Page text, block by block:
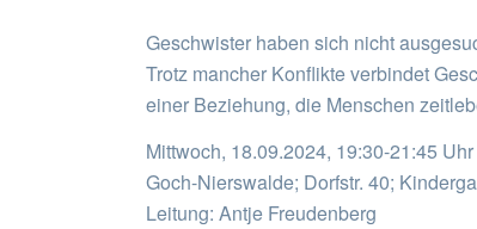
Geschwister haben sich nicht
Trotz mancher Konflikte verbindet
einer Beziehung, die Menschen
Mittwoch, 18.09.2024, 19:30-21:45 Uhr
Goch-Nierswalde; Dorfstr. 40;
Leitung: Antje Freudenberg